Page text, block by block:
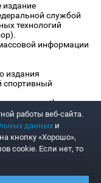
издание
службой
технологий
информации
издания
«www.sportbox.ru»:
издания
издания
работы веб-сайта.
данных и
кнопку «Хорошо»,
cookie. Если нет, то